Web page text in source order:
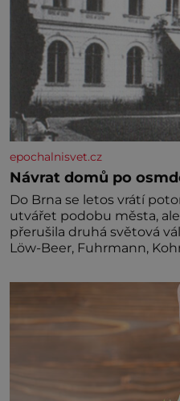
epochalnisvet.cz
Návrat domů po
Do Brna se letos vrátí
utvářet podobu města,
přerušila druhá světová
Löw-Beer, Fuhrmann,
židovské kultury ŠTETL
nejsou jednoduché.
rodinných vyprávění, už